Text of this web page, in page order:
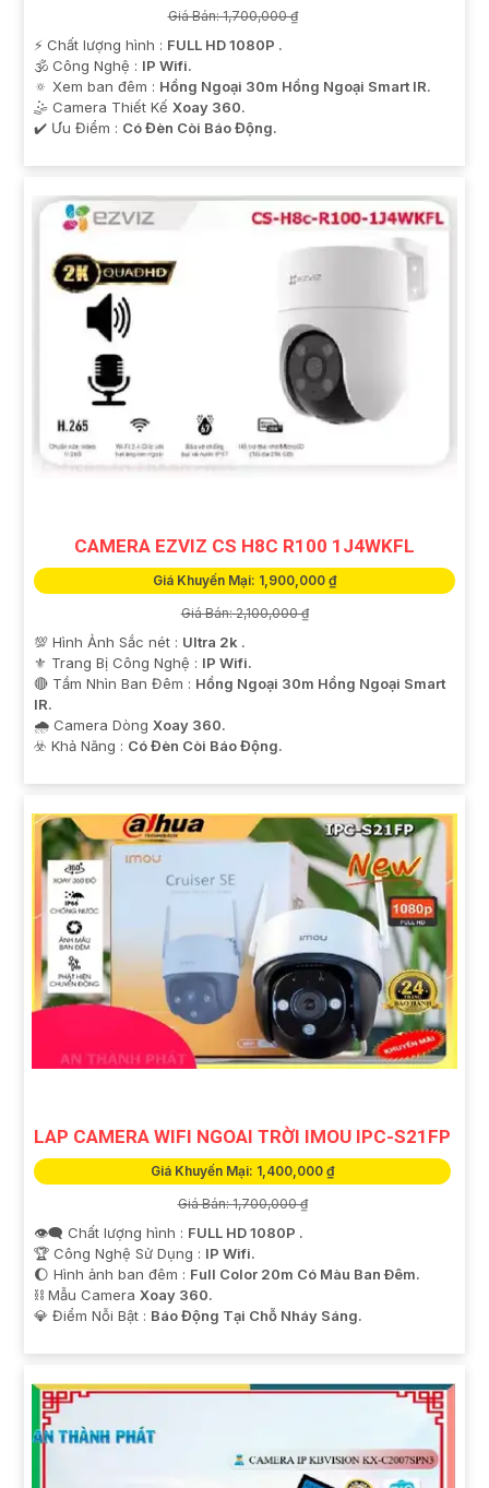
Giá Bán: 1,700,000 ₫
️⚡ Chất lượng hình : FULL HD 1080P .
🕉️ Công Nghệ : IP Wifi.
🔅 Xem ban đêm : Hồng Ngoại 30m Hồng Ngoại Smart IR.
🤹 Camera Thiết Kế Xoay 360.
️✔️ Ưu Điểm : Có Đèn Còi Báo Động.
CAMERA EZVIZ CS H8C R100 1J4WKFL
Giá Khuyến Mại: 1,900,000 ₫
Giá Bán: 2,100,000 ₫
💯 Hình Ảnh Sắc nét : Ultra 2k .
⚜️ Trang Bị Công Nghệ : IP Wifi.
🔴 Tầm Nhìn Ban Đêm : Hồng Ngoại 30m Hồng Ngoại Smart
IR.
🌧️ Camera Dòng Xoay 360.
️☣️ Khả Năng : Có Đèn Còi Báo Động.
LAP CAMERA WIFI NGOAI TRỜI IMOU IPC-S21FP
Giá Khuyến Mại: 1,400,000 ₫
Giá Bán: 1,700,000 ₫
👁️‍🗨 Chất lượng hình : FULL HD 1080P .
🏆 Công Nghệ Sử Dụng : IP Wifi.
🌔 Hình ảnh ban đêm : Full Color 20m Có Màu Ban Ðêm.
⛓ Mẫu Camera Xoay 360.
️💎 Điểm Nỗi Bật : Báo Động Tại Chỗ Nháy Sáng.